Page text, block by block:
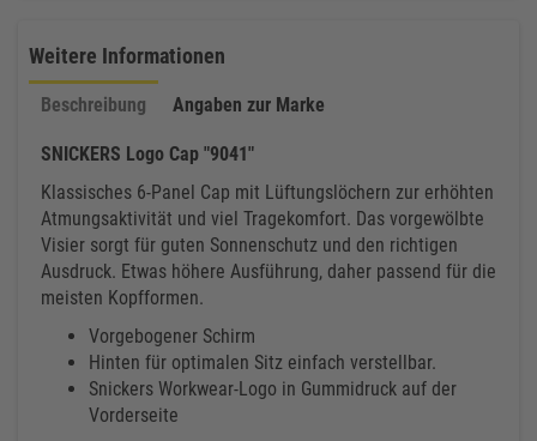
Weitere Informationen
Beschreibung Angaben zur Marke
SNICKERS Logo Cap "9041"
Klassisches 6-Panel Cap mit Lüftungslöchern zur erhöhten
Atmungsaktivität und viel Tragekomfort. Das vorgewölbte
Visier sorgt für guten Sonnenschutz und den richtigen
Ausdruck. Etwas höhere Ausführung, daher passend für die
meisten Kopfformen.
Vorgebogener Schirm
Hinten für optimalen Sitz einfach verstellbar.
Snickers Workwear-Logo in Gummidruck auf der
Vorderseite